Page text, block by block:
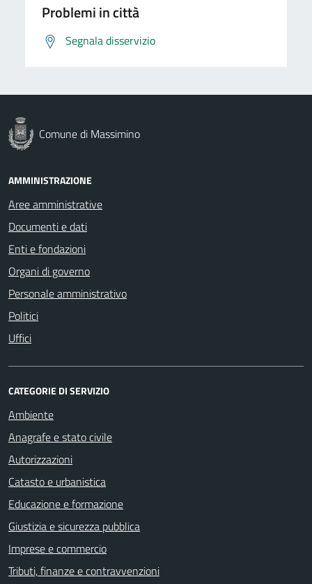
Problemi in città
Segnala disservizio
Comune di Massimino
AMMINISTRAZIONE
Aree amministrative
Documenti e dati
Enti e fondazioni
Organi di governo
Personale amministrativo
Politici
Uffici
CATEGORIE DI SERVIZIO
Ambiente
Anagrafe e stato civile
Autorizzazioni
Catasto e urbanistica
Educazione e formazione
Giustizia e sicurezza pubblica
Imprese e commercio
Tributi, finanze e contravvenzioni